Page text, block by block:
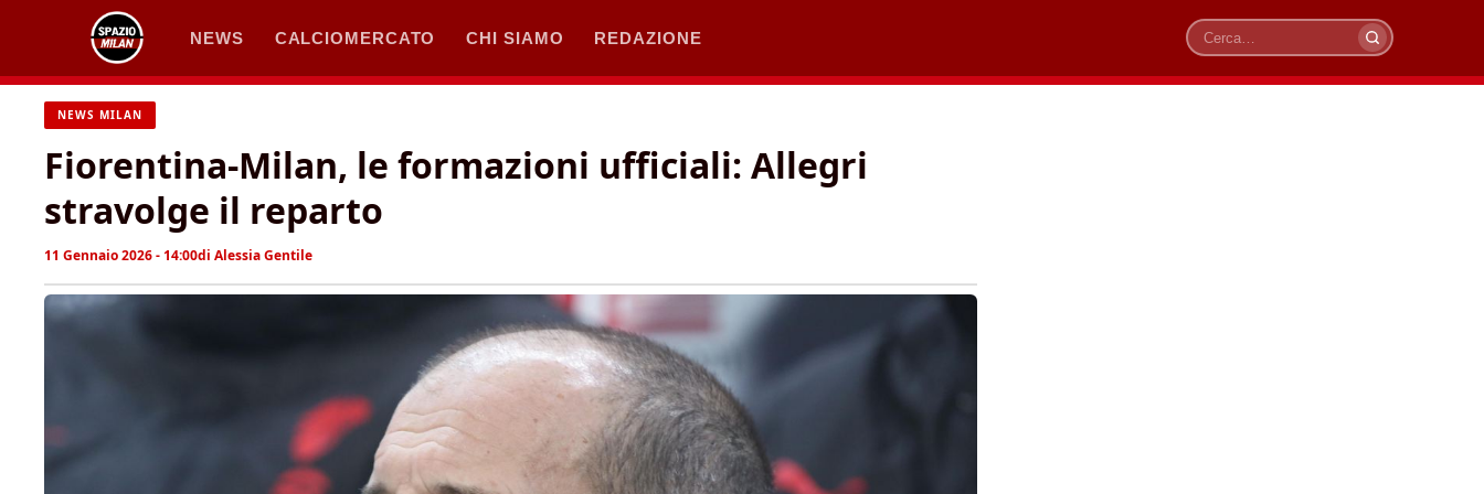
contenuto
NEWS CALCIOMERCATO CHI SIAMO REDAZIONE
Cerca
NEWS MILAN
Fiorentina-Milan, le formazioni ufficiali: Allegri
stravolge il reparto
11 Gennaio 2026 - 14:00di Alessia Gentile